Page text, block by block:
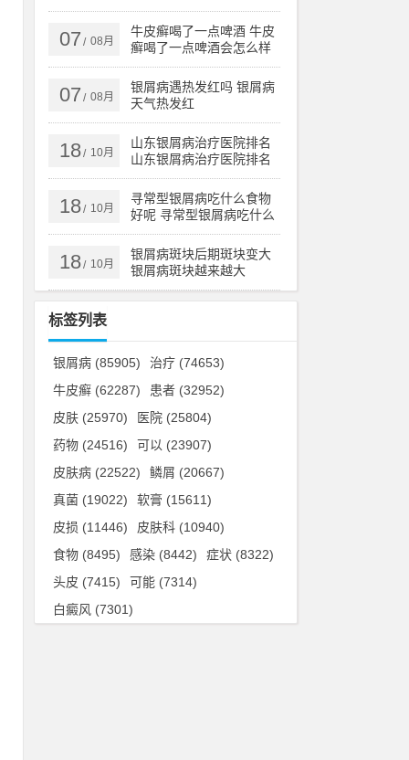
07 / 08月
牛皮癣喝了一点啤酒 牛皮
癣喝了一点啤酒会怎么样
07 / 08月
银屑病遇热发红吗 银屑病
天气热发红
18/ 10月
山东银屑病治疗医院排名
山东银屑病治疗医院排名
榜
18/ 10月
寻常型银屑病吃什么食物
好呢 寻常型银屑病吃什么
药效果好
18/ 10月
银屑病斑块后期斑块变大
银屑病斑块越来越大
标签列表
银屑病 (85905) 治疗 (74653)
牛皮癣 (62287) 患者 (32952)
皮肤 (25970) 医院 (25804)
药物 (24516) 可以 (23907)
皮肤病 (22522) 鳞屑 (20667)
真菌 (19022) 软膏 (15611)
皮损 (11446) 皮肤科 (10940)
食物 (8495) 感染 (8442) 症状 (8322)
头皮 (7415) 可能 (7314)
白癜风 (7301)